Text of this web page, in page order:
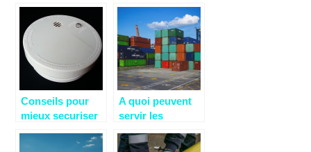
pas vers une
meilleure vente
prestations
funéraires
Conseils pour
mieux securiser
A quoi peuvent
servir les
stockage a louer